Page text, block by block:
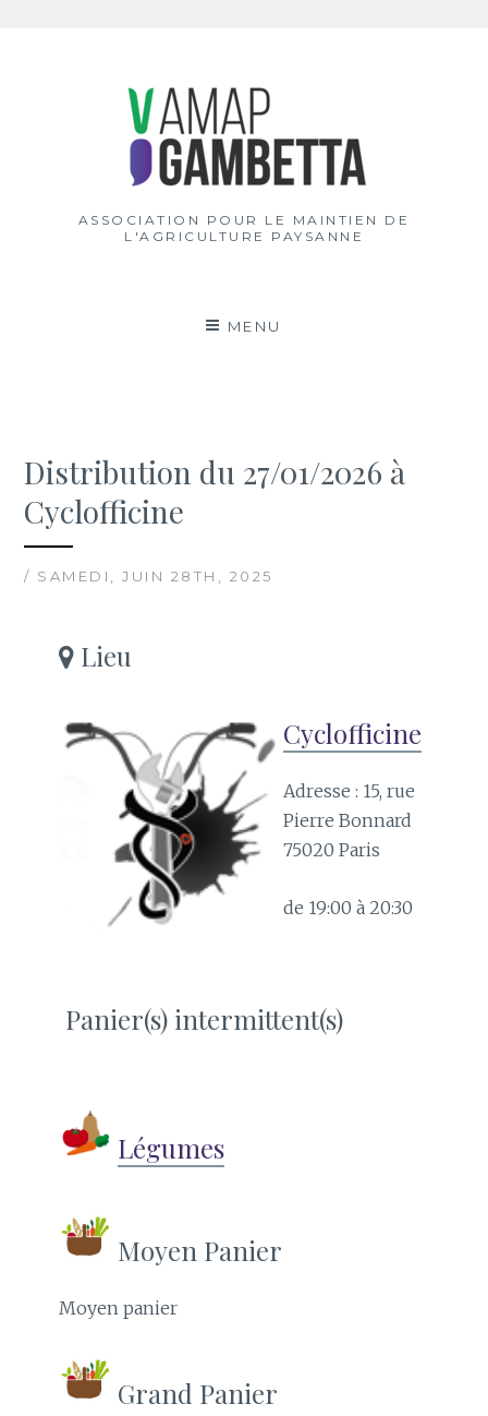
ASSOCIATION POUR LE MAINTIEN DE
L'AGRICULTURE PAYSANNE
MENU
Distribution du 27/01/2026 à
Cyclofficine
/ SAMEDI, JUIN 28TH, 2025
Lieu
Cyclofficine
Adresse : 15, rue
Pierre Bonnard
75020 Paris
de 19:00 à 20:30
Panier(s) intermittent(s)
Légumes
Moyen Panier
Moyen panier
Grand Panier